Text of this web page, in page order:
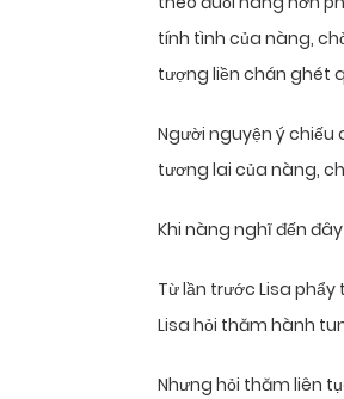
tính tình của nàng,
tượng liền chán ghét
Người nguyện ý
tương lai của nàng,
Khi nàng nghĩ đến
Từ lần trước Lisa
Lisa hỏi thăm hành
Nhưng hỏi thăm liên